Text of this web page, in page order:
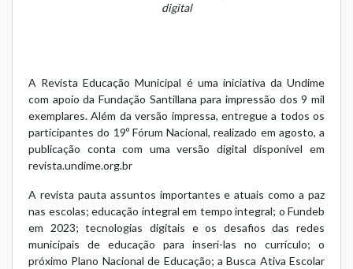
digital
A Revista Educação Municipal é uma iniciativa da Undime
com apoio da Fundação Santillana para impressão dos 9 mil
exemplares. Além da versão impressa, entregue a todos os
participantes do 19º Fórum Nacional, realizado em agosto, a
publicação conta com uma versão digital disponível em
revista.undime.org.br
A revista pauta assuntos importantes e atuais como a paz
nas escolas; educação integral em tempo integral; o Fundeb
em 2023; tecnologias digitais e os desafios das redes
municipais de educação para inseri-las no currículo; o
próximo Plano Nacional de Educação; aBusca Ativa Escolar